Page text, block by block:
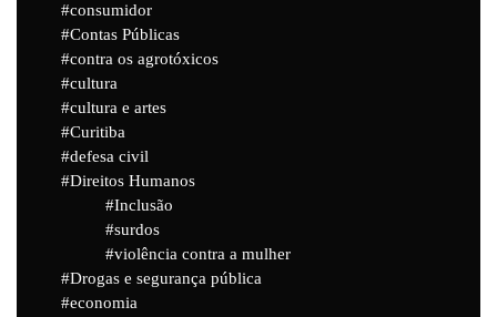
consumidor
Contas Públicas
contra os agrotóxicos
cultura
cultura e artes
Curitiba
defesa civil
Direitos Humanos
Inclusão
surdos
violência contra a mulher
Drogas e segurança pública
economia